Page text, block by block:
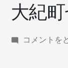
大紀
コメントを